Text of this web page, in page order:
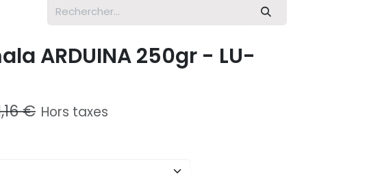
ARDUINA 250gr - LU-
€ Hors taxes